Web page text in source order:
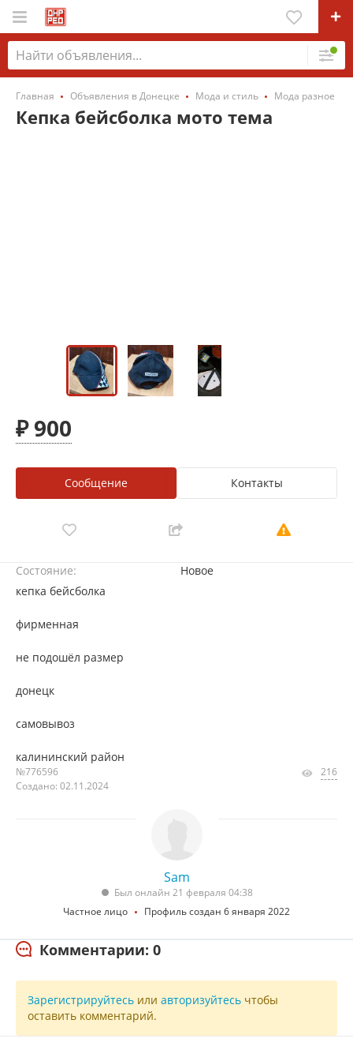
Главная Объявления в Донецке Мода и стиль Мода разное
Кепка бейсболка мото тема
₽ 900
Сообщение Контакты
Состояние:
Новое
кепка бейсболка
фирменная
не подошёл размер
донецк
самовывоз
калининский район
№776596
Создано: 02.11.2024
216
Sam
Был онлайн 21 февраля 04:38
Частное лицо
Профиль создан 6 января 2022
Комментарии: 0
Зарегистрируйтесь или авторизуйтесь чтобы
оставить комментарий.